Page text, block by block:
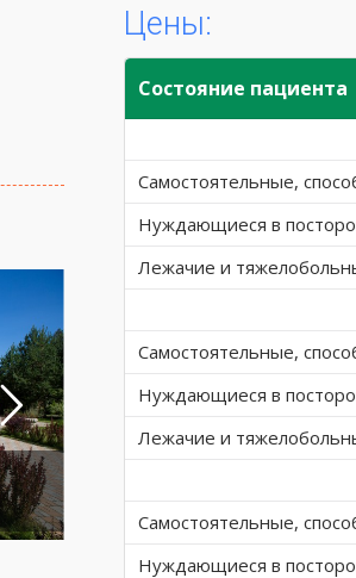
Цены:
Состояние пациента
Самостоятельные,
Нуждающиеся в
Лежачие и
Самостоятельные,
Нуждающиеся в
Лежачие и
Самостоятельные,
Нуждающиеся в